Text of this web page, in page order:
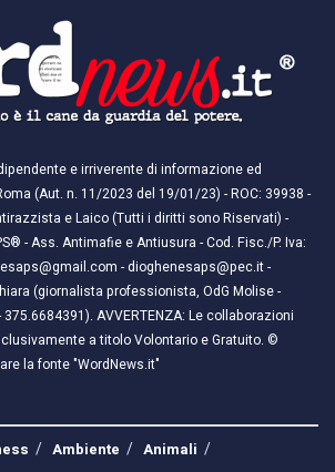
e irriverente di informazione ed
(Aut. n. 11/2023 del 19/01/23) - ROC: 39938 -
e Laico (Tutti i diritti sono Riservati) -
- Ass. Antimafie e Antiusura - Cod. Fisc./P. Iva:
- dioghenesaps@pec.it -
(giornalista professionista, OdG Molise -
AVVERTENZA: Le collaborazioni
a titolo Volontario e Gratuito. ©
la fonte "WordNews.it"
Ambiente
Animali